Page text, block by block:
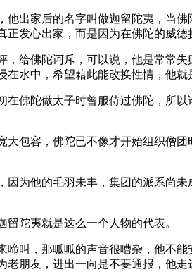
家后的名字叫做迦留陀夷，当
发心出家，而是因为在佛陀的威德
佛陀诃斥，可以说，他是常常
水中，希望藉此能改换性情，他就
陀做太子时曾服侍过佛陀，所
容，佛陀已不像才开始组织僧
他的毛羽未丰，集团的派系尚
陀夷就是这么一个人物的代表。
，那呱呱的声音很嘈杂，他不
朋友，进出一向是不要通报，他